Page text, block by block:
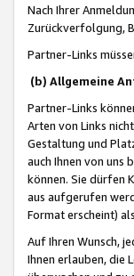
Nach Ihrer
Zurückverfolgung,
Partner-Links
(b) Allgemeine
Partner-Links
Arten von Links
Gestaltung und
auch Ihnen von
können. Sie dürfen
aus aufgerufen
Format erscheint)
Auf Ihren Wunsch,
Ihnen erlauben, die